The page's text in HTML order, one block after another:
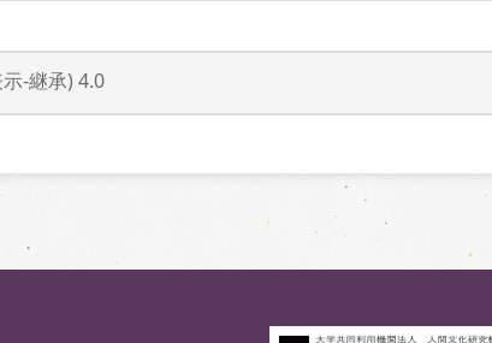
示-継承) 4.0